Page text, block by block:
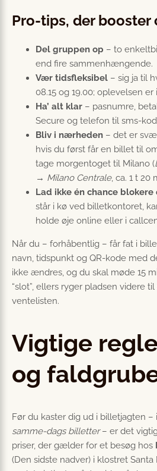
Pro-tips, der booster
Del gruppen op – to
end fire sammenhængende.
Vær tids­fleksibel – sig ja til
08.15 og 19.00; oplevelsen er
Ha’ alt klar – pasnumre,
Secure og telefon til sms-
Bliv i nærheden – det er
hvis du først får en billet til
tage morgentoget til Milano (
→ Milano Centrale, ca. 1 t 20
Lad ikke én chance blokere
står i kø ved billetkontoret,
holde øje online eller i
Når du – forhåbentlig – får fat i
navn, tidspunkt og QR-kode med
ikke ændres, og du skal møde 15
“slot”, ellers ryger pladsen videre
ventelisten.
Vigtige
og
Før du kaster dig ud i billetjagten
samme-dags billetter– er det
priser, der gælder for et besøg hos
(Den sidste nadver) i klostret Santa